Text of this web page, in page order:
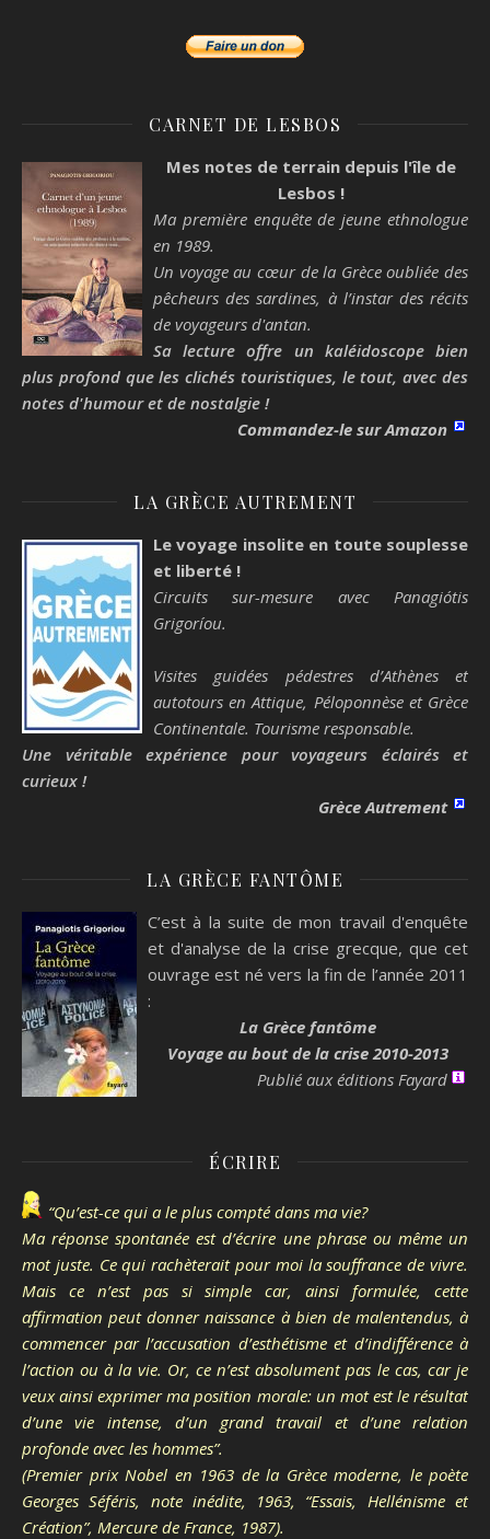
CARNET DE LESBOS
Mes notes de terrain depuis l'île de
Lesbos !
Ma première enquête de jeune ethnologue
en 1989.
Un voyage au cœur de la Grèce oubliée des
pêcheurs des sardines, à l’instar des récits
de voyageurs d'antan.
Sa lecture offre un kaléidoscope bien
plus profond que les clichés touristiques, le tout, avec des
notes d'humour et de nostalgie !
Commandez-le sur Amazon
LA GRÈCE AUTREMENT
Le voyage insolite en toute souplesse
et liberté !
Circuits sur-mesure avec Panagiótis
Grigoríou.
Visites guidées pédestres d’Athènes et
autotours en Attique, Péloponnèse et Grèce
Continentale. Tourisme responsable.
Une véritable expérience pour voyageurs éclairés et
curieux !
Grèce Autrement
LA GRÈCE FANTÔME
C’est à la suite de mon travail d'enquête
et d'analyse de la crise grecque, que cet
ouvrage est né vers la fin de l’année 2011
:
La Grèce fantôme
Voyage au bout de la crise 2010-2013
Publié aux éditions Fayard
ÉCRIRE
“Qu’est-ce qui a le plus compté dans ma vie?
Ma réponse spontanée est d’écrire une phrase ou même un
mot juste. Ce qui rachèterait pour moi la souffrance de vivre.
Mais ce n’est pas si simple car, ainsi formulée, cette
affirmation peut donner naissance à bien de malentendus, à
commencer par l’accusation d’esthétisme et d’indifférence à
l’action ou à la vie. Or, ce n’est absolument pas le cas, car je
veux ainsi exprimer ma position morale: un mot est le résultat
d’une vie intense, d’un grand travail et d’une relation
profonde avec les hommes”.
(Premier prix Nobel en 1963 de la Grèce moderne, le poète
Georges Séféris, note inédite, 1963, “Essais, Hellénisme et
Création”, Mercure de France, 1987).